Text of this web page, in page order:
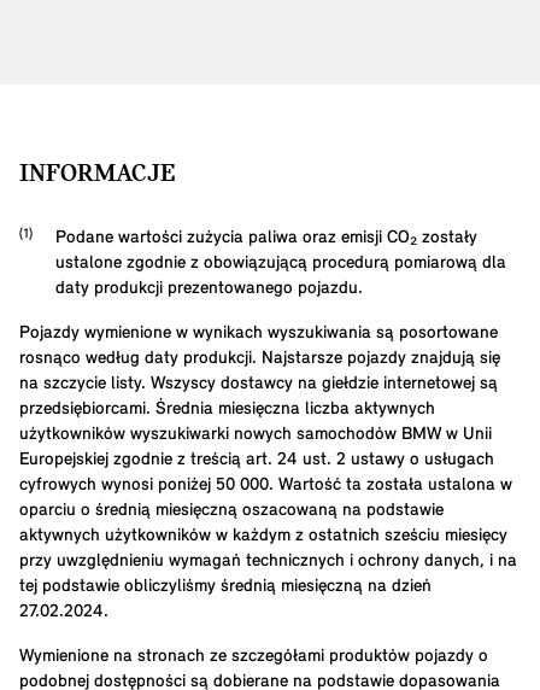
INFORMACJE
Podane wartości zużycia paliwa oraz emisji CO₂ zostały
ustalone zgodnie z obowiązującą procedurą pomiarową dla
daty produkcji prezentowanego pojazdu.
Pojazdy wymienione w wynikach wyszukiwania są posortowane
rosnąco według daty produkcji. Najstarsze pojazdy znajdują się
na szczycie listy. Wszyscy dostawcy na giełdzie internetowej są
przedsiębiorcami. Średnia miesięczna liczba aktywnych
użytkowników wyszukiwarki nowych samochodów BMW w Unii
Europejskiej zgodnie z treścią art. 24 ust. 2 ustawy o usługach
cyfrowych wynosi poniżej 50 000. Wartość ta została ustalona w
oparciu o średnią miesięczną oszacowaną na podstawie
aktywnych użytkowników w każdym z ostatnich sześciu miesięcy
przy uwzględnieniu wymagań technicznych i ochrony danych, i na
tej podstawie obliczyliśmy średnią miesięczną na dzień
27.02.2024.
Wymienione na stronach ze szczegółami produktów pojazdy o
podobnej dostępności są dobierane na podstawie dopasowania